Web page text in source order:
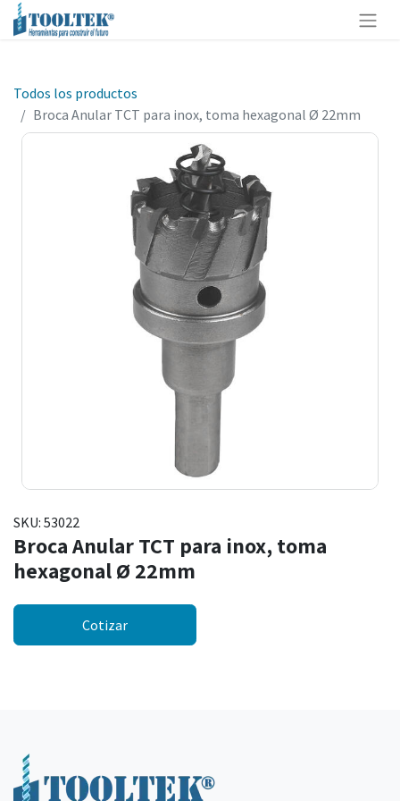
Todos los productos
Broca Anular TCT para inox, toma hexagonal Ø 22mm
SKU: 53022
Broca Anular TCT para inox, toma
hexagonal Ø 22mm
Cotizar